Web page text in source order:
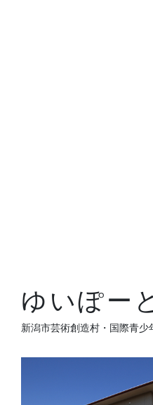
ゆいぽー
新潟市芸術創造村・国際青少